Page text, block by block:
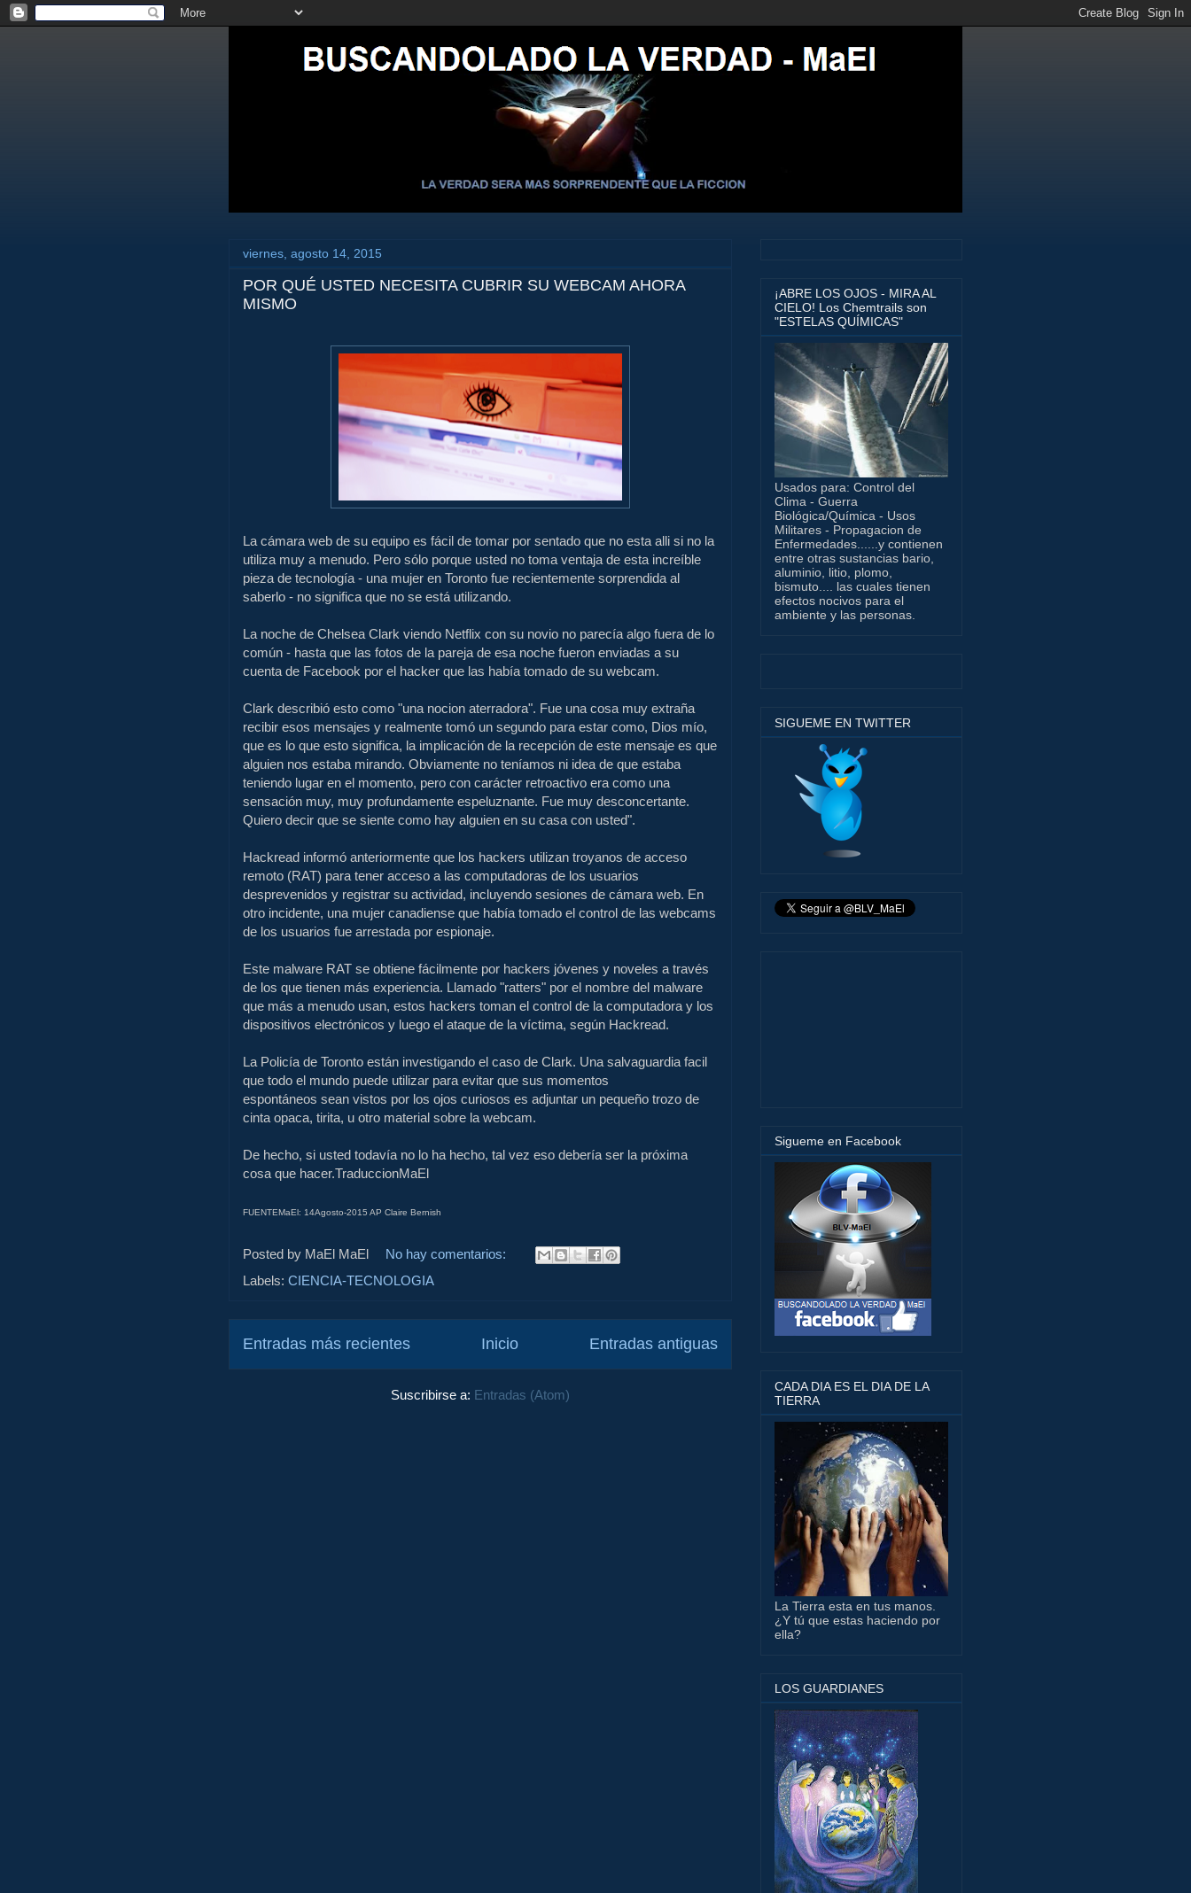
viernes, agosto 14, 2015
POR QUÉ USTED NECESITA CUBRIR SU WEBCAM AHORA
MISMO
La cámara web de su equipo es fácil de tomar por sentado que no esta alli si no la
utiliza muy a menudo. Pero sólo porque usted no toma ventaja de esta increíble
pieza de tecnología - una mujer en Toronto fue recientemente sorprendida al
saberlo - no significa que no se está utilizando.
La noche de Chelsea Clark viendo Netflix con su novio no parecía algo fuera de lo
común - hasta que las fotos de la pareja de esa noche fueron enviadas a su
cuenta de Facebook por el hacker que las había tomado de su webcam.
Clark describió esto como "una nocion aterradora". Fue una cosa muy extraña
recibir esos mensajes y realmente tomó un segundo para estar como, Dios mío,
que es lo que esto significa, la implicación de la recepción de este mensaje es que
alguien nos estaba mirando. Obviamente no teníamos ni idea de que estaba
teniendo lugar en el momento, pero con carácter retroactivo era como una
sensación muy, muy profundamente espeluznante. Fue muy desconcertante.
Quiero decir que se siente como hay alguien en su casa con usted".
Hackread informó anteriormente que los hackers utilizan troyanos de acceso
remoto (RAT) para tener acceso a las computadoras de los usuarios
desprevenidos y registrar su actividad, incluyendo sesiones de cámara web. En
otro incidente, una mujer canadiense que había tomado el control de las webcams
de los usuarios fue arrestada por espionaje.
Este malware RAT se obtiene fácilmente por hackers jóvenes y noveles a través
de los que tienen más experiencia. Llamado "ratters" por el nombre del malware
que más a menudo usan, estos hackers toman el control de la computadora y los
dispositivos electrónicos y luego el ataque de la víctima, según Hackread.
La Policía de Toronto están investigando el caso de Clark. Una salvaguardia facil
que todo el mundo puede utilizar para evitar que sus momentos
espontáneos sean vistos por los ojos curiosos es adjuntar un pequeño trozo de
cinta opaca, tirita, u otro material sobre la webcam.
De hecho, si usted todavía no lo ha hecho, tal vez eso debería ser la próxima
cosa que hacer.TraduccionMaEl
FUENTEMaEl: 14Agosto-2015 AP Claire Bernish
Posted by MaEl MaEl
No hay comentarios:
Labels: CIENCIA-TECNOLOGIA
Entradas más recientes Entradas antiguas
Inicio
Suscribirse a: Entradas (Atom)
¡ABRE LOS OJOS - MIRA AL
CIELO! Los Chemtrails son
"ESTELAS QUÍMICAS"
Usados para: Control del
Clima - Guerra
Biológica/Química - Usos
Militares - Propagacion de
Enfermedades......y contienen
entre otras sustancias bario,
aluminio, litio, plomo,
bismuto.... las cuales tienen
efectos nocivos para el
ambiente y las personas.
SIGUEME EN TWITTER
Sigueme en Facebook
CADA DIA ES EL DIA DE LA
TIERRA
La Tierra esta en tus manos.
¿Y tú que estas haciendo por
ella?
LOS GUARDIANES